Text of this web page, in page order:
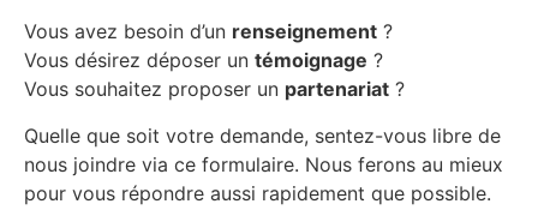
Vous avez besoin d’un renseignement ?
Vous désirez déposer un témoignage ?
Vous souhaitez proposer un partenariat ?
Quelle que soit votre demande, sentez-vous libre de
nous joindre via ce formulaire. Nous ferons au mieux
pour vous répondre aussi rapidement que possible.